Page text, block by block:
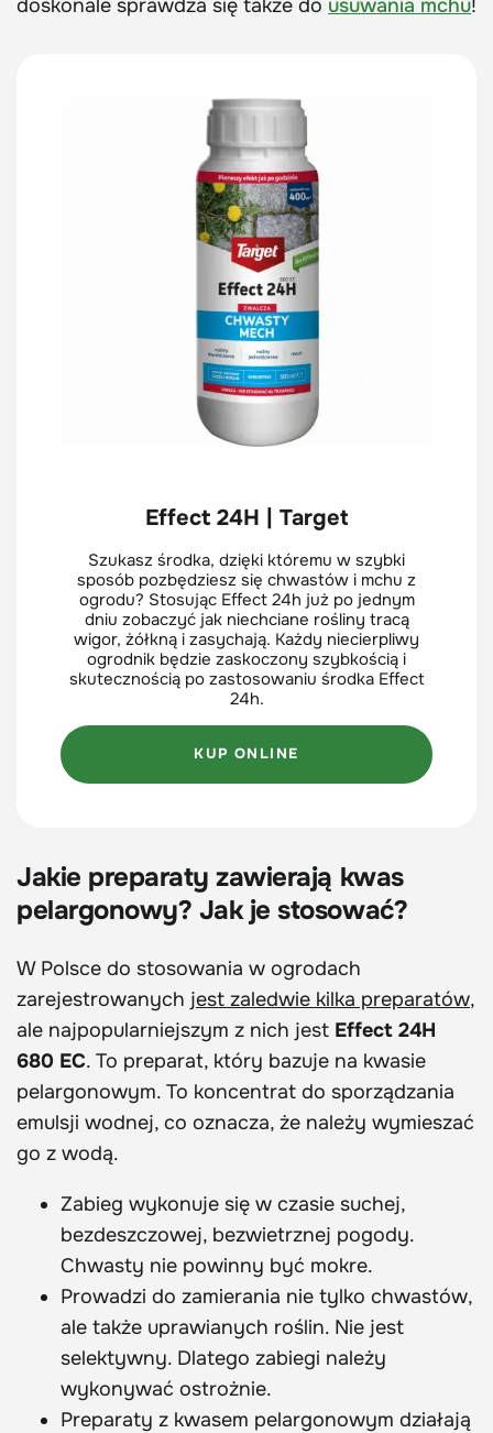
doskonale sprawdza się także do usuwania mchu!
Effect 24H | Target
Szukasz środka, dzięki któremu w szybki
sposób pozbędziesz się chwastów i mchu z
ogrodu? Stosując Effect 24h już po jednym
dniu zobaczyć jak niechciane rośliny tracą
wigor, żółkną i zasychają. Każdy niecierpliwy
ogrodnik będzie zaskoczony szybkością i
skutecznością po zastosowaniu środka Effect
24h.
KUP ONLINE
Jakie preparaty zawierają kwas
pelargonowy? Jak je stosować?
W Polsce do stosowania w ogrodach
zarejestrowanych jest zaledwie kilka preparatów,
ale najpopularniejszym z nich jest Effect 24H
680 EC. To preparat, który bazuje na kwasie
pelargonowym. To koncentrat do sporządzania
emulsji wodnej, co oznacza, że należy wymieszać
go z wodą.
Zabieg wykonuje się w czasie suchej,
bezdeszczowej, bezwietrznej pogody.
Chwasty nie powinny być mokre.
Prowadzi do zamierania nie tylko chwastów,
ale także uprawianych roślin. Nie jest
selektywny. Dlatego zabiegi należy
wykonywać ostrożnie.
Preparaty z kwasem pelargonowym działają